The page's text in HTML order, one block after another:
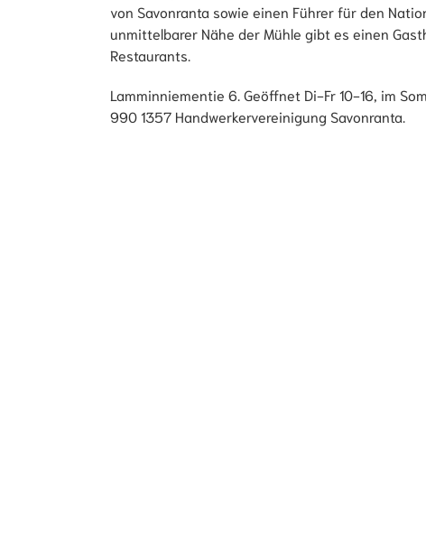
von Savonranta sowie einen Führer für den
unmittelbarer Nähe der Mühle gibt es einen
Restaurants.
Lamminniementie 6. Geöffnet Di-Fr 10-16, im
990 1357 Handwerkervereinigung Savonranta.